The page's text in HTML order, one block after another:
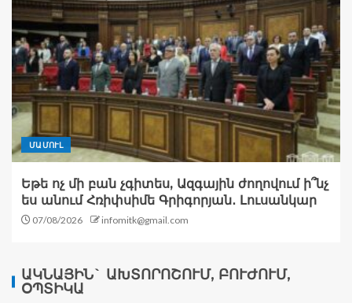
ՄԱՄՈՒԼ
Եթե ոչ մի բան չգիտես, Ազգային ժողովում ի՞նչ
ես անում Հռիփսիմե Գրիգորյան․ Լուսանկար
07/08/2026 infomitk@gmail.com
ԱԿՆԱՅԻՆ` ԱԽՏՈՐՈՇՈՒՄ, ԲՈՒԺՈՒՄ,
ՕՊՏԻԿԱ